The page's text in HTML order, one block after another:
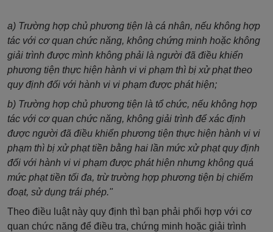
a) Trường hợp chủ phương tiện là cá nhân, nếu không hợp
tác với cơ quan chức năng, không chứng minh hoặc không
giải trình được mình không phải là người đã điều khiển
phương tiện thực hiện hành vi vi phạm thì bị xử phạt theo
quy định đối với hành vi vi phạm được phát hiện;
b) Trường hợp chủ phương tiện là tổ chức, nếu không hợp
tác với cơ quan chức năng, không giải trình để xác định
được người đã điều khiển phương tiện thực hiện hành vi vi
phạm thì bị xử phạt tiền bằng hai lần mức xử phạt quy định
đối với hành vi vi phạm được phát hiện nhưng không quá
mức phạt tiền tối đa, trừ trường hợp phương tiện bị chiếm
đoạt, sử dụng trái phép."
Theo điều luật này quy định thì bạn phải phối hợp với cơ
quan chức năng để điều tra, chứng minh hoặc giải trình